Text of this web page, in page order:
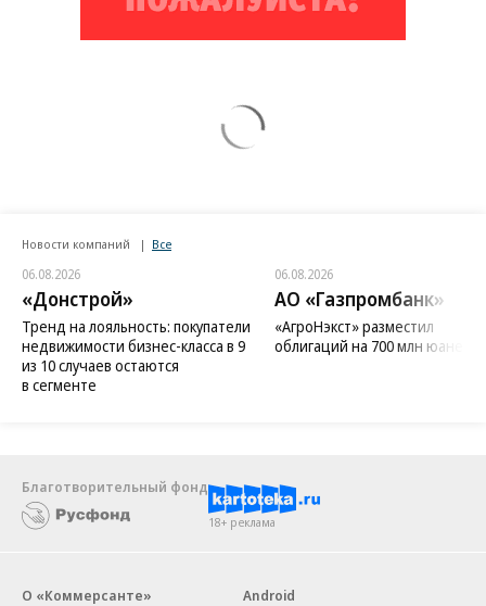
Новости компаний Все
06.08.2026
«Донстрой»
Тренд на лояльность: покупатели
недвижимости бизнес-класса в 9
из 10 случаев остаются
в сегменте
06.08.2026
АО «Газпромбанк»
«АгроНэкст» разместил
облигаций на 700 млн юаней
Благотворительный фонд
18+ реклама
О «Коммерсанте»
Android